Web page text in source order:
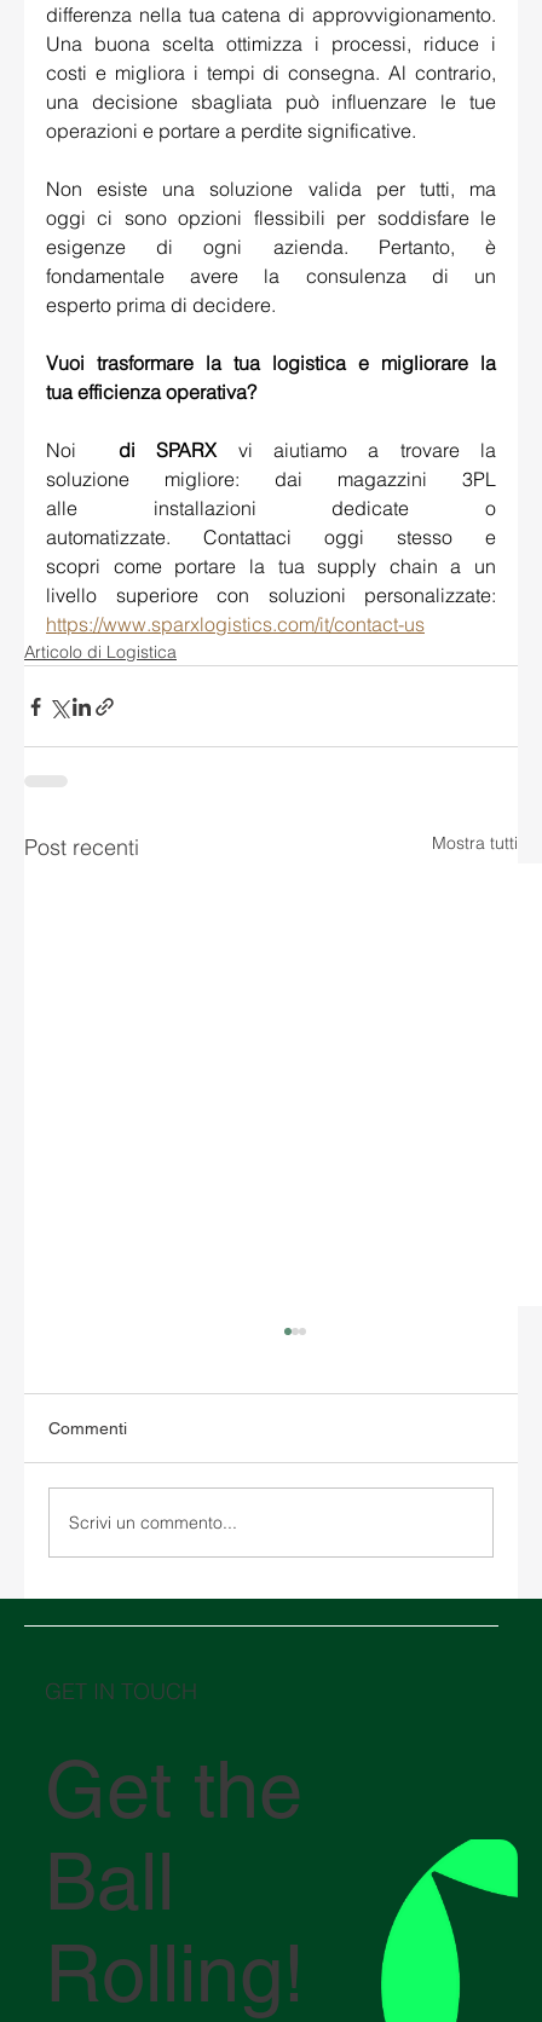
differenza nella tua catena di approvvigionamento.
Una buona scelta ottimizza i processi, riduce i
costi e migliora i tempi di consegna. Al contrario,
una decisione sbagliata può influenzare le tue
operazioni e portare a perdite significative.
Non esiste una soluzione valida per tutti, ma
oggi ci sono opzioni flessibili per soddisfare le
esigenze di ogni azienda. Pertanto, è
fondamentale avere la consulenza di un
esperto prima di decidere.
Vuoi trasformare la tua logistica e migliorare la
tua efficienza operativa?
Noi di SPARX vi aiutiamo a trovare la
soluzione migliore: dai magazzini 3PL
alle installazioni dedicate o
automatizzate. Contattaci oggi stesso e
scopri come portare la tua supply chain a un
https://www.sparxlogistics.com/it/contact-us
Articolo di Logistica
Post recenti Mostra tutti
Commenti
Scrivi un commento...
GET IN TOUCH
Get the
Ball
Rolling!